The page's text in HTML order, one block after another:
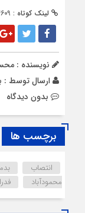
لینک کوتاه :
نویسنده :
ارسال توسط :
بدون دیدگاه
برچسب ها
انتصاب
محمودآباد